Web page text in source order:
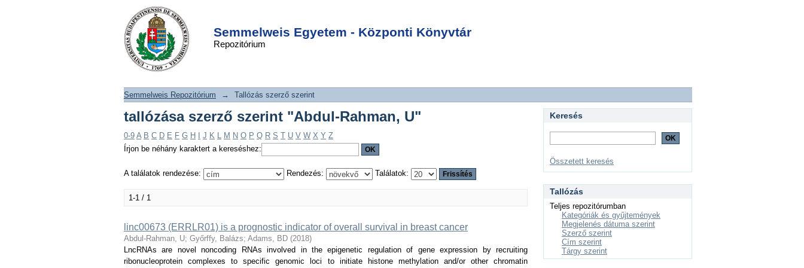
Semmelweis Egyetem - Központi Könyvtár
Repozitórium
tallózása szerző szerint "Abdul-
Rahman, U"
DSpace/Manakin Repository
Semmelweis Repozitórium → Tallózás szerző szerint
tallózása szerző szerint "Abdul-Rahman, U"
0-9 A B C D E F G H J K L M N O P Q R S T U V W X Y Z
Írjon be néhány karaktert a kereséshez:
A találatok rendezése: Rendezés: Találatok:
1-1 / 1
linc00673 (ERRLR01) is a prognostic indicator of overall survival in breast cancer
Abdul-Rahman, U; Győrffy, Balázs; Adams, BD (2018)
LncRNAs are novel noncoding RNAs involved in the epigenetic regulation of gene expression by recruiting
ribonucleoprotein complexes to specific genomic loci to initiate histone methylation and/or other chromatin
Keresés
Összetett keresés
Tallózás
Teljes repozitórumban
Kategóriák és gyűjtemények
Megjelenés dátuma szerint
Szerző szerint
Cím szerint
Tárgy szerint